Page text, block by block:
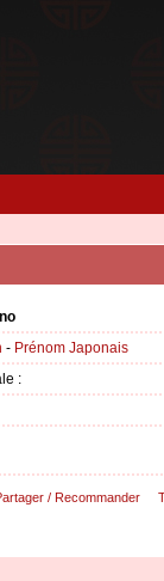
- Prénom Japonais
:
/ Recommander